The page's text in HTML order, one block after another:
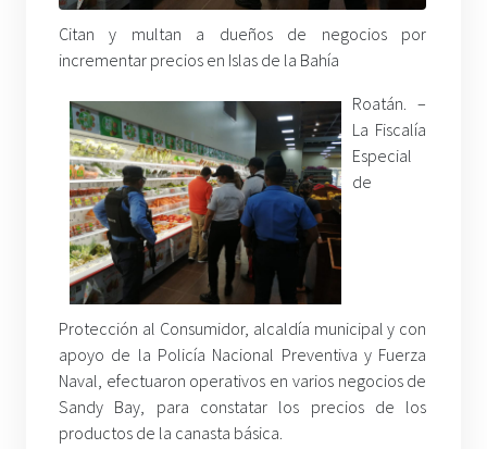
Citan y multan a dueños de negocios por
incrementar precios en Islas de la Bahía
Roatán. –
La Fiscalía
Especial
de
Protección al Consumidor, alcaldía municipal y con
apoyo de la Policía Nacional Preventiva y Fuerza
Naval, efectuaron operativos en varios negocios de
Sandy Bay, para constatar los precios de los
productos de la canasta básica.